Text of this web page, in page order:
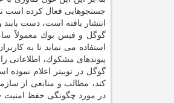
جستجوهایی فعال كرده است تا
انتشار یافته است، دست
گوگل و فیس بوك معمولاً
استفاده می نماید تا به
پیوندهای مشكوك، اطلاعاتی
گوگل در توییتر اعلام
كند، مطالب و منابعی از
در مورد چگونگی حفظ امنیت